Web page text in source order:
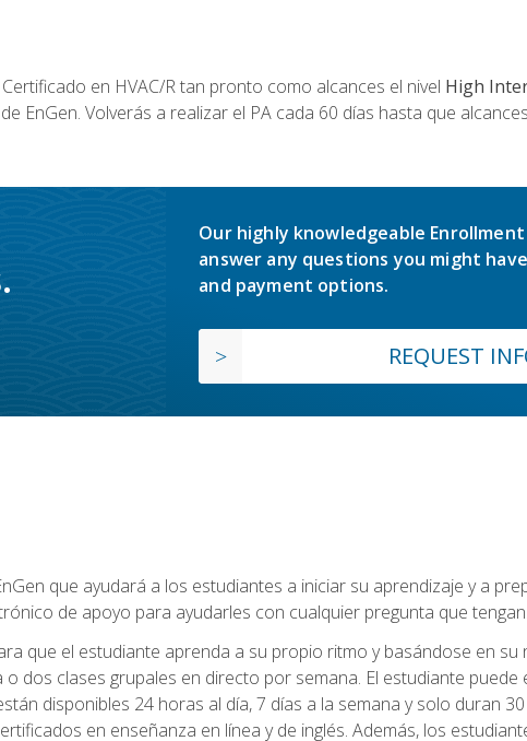
en HVAC/R tan pronto como alcances el nivel High
EnGen. Volverás a realizar el PA cada 60 días hasta que
Our highly knowledgeable
answer any questions you might
and payment options.
REQUEST
que ayudará a los estudiantes a iniciar su aprendizaje y a
de apoyo para ayudarles con cualquier pregunta que tengan.
que el estudiante aprenda a su propio ritmo y basándose en su
dos clases grupales en directo por semana. El estudiante puede
disponibles 24 horas al día, 7 días a la semana y solo duran
en enseñanza en línea y de inglés. Además, los